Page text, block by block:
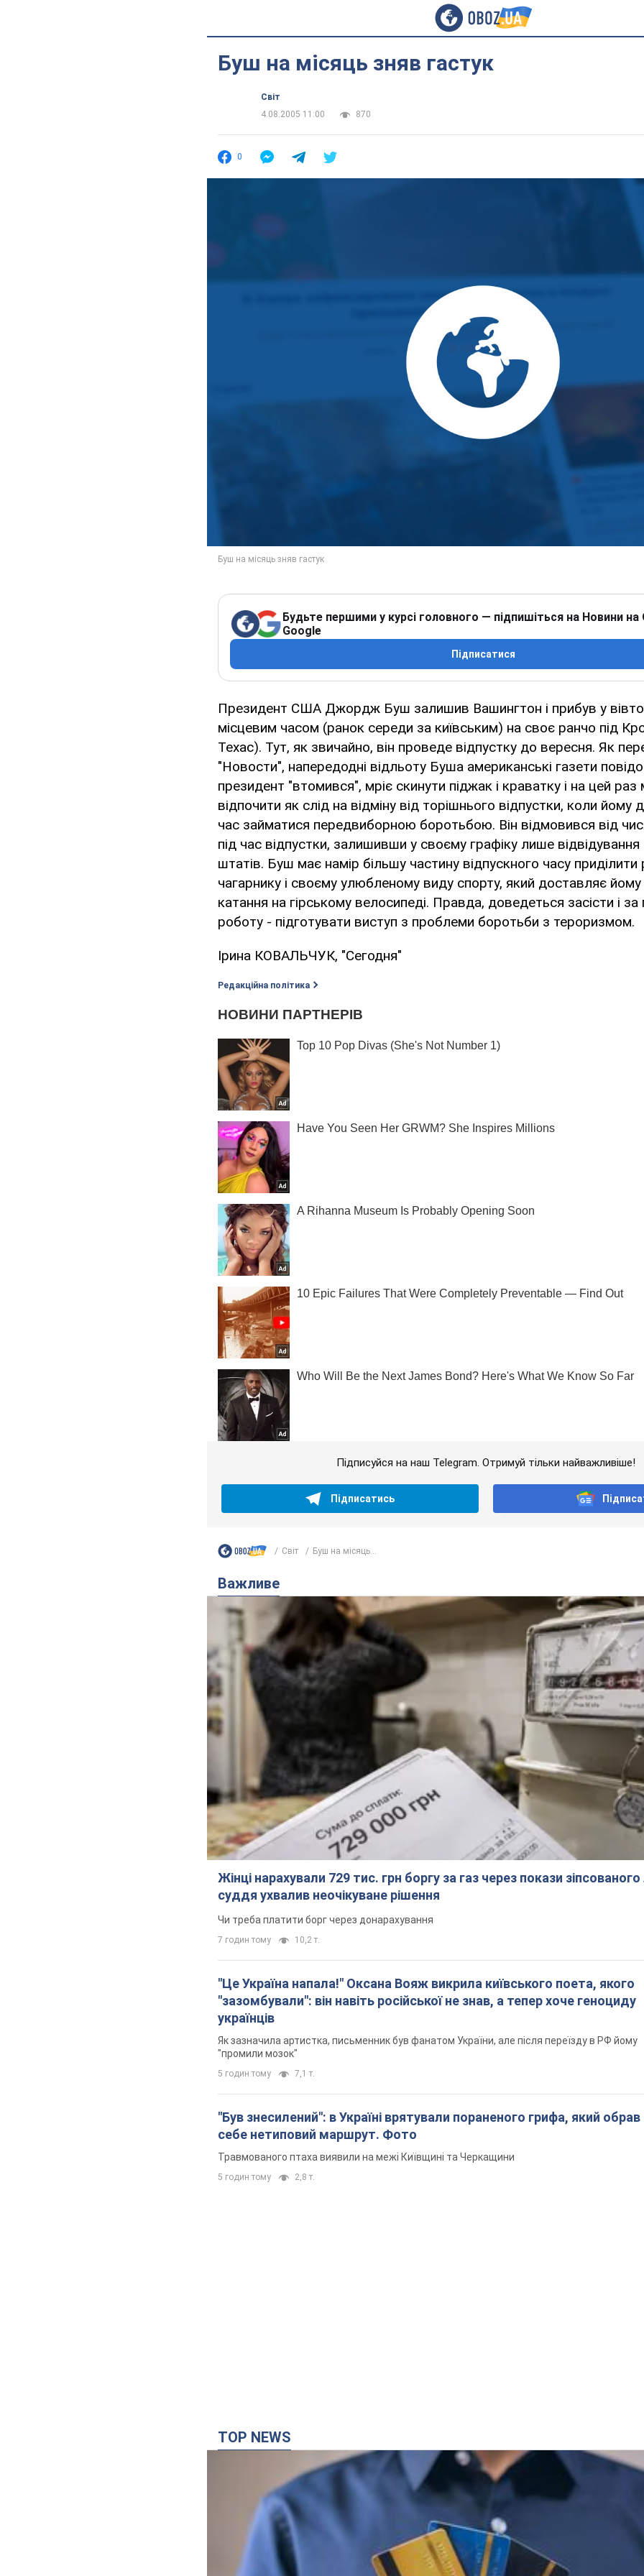
Буш на місяць зняв гастук
Світ
4.08.2005 11:00
870
0
Будьте першими у курсі головного — підпишіться на Новини на
Google
Підписатися
Президент США Джордж Буш залишив Вашингтон і прибув у
місцевим часом (ранок середи за київським) на своє ранчо під
Техас). Тут, як звичайно, він проведе відпустку до вересня. Як
"Новости", напередодні відльоту Буша американські газети
президент "втомився", мріє скинути піджак і краватку і на цей раз
відпочити як слід на відміну від торішнього відпустки, коли йому
час займатися передвиборною боротьбою. Він відмовився від
під час відпустки, залишивши у своєму графіку лише відвідування
штатів. Буш має намір більшу частину відпускного часу
чагарнику і своєму улюбленому виду спорту, який доставляє
катання на гірському велосипеді. Правда, доведеться засісти і
роботу - підготувати виступ з проблеми боротьби з тероризмом.
Ірина КОВАЛЬЧУК, "Сегодня"
Редакційна політика
Підписуйся на наш Telegram. Отримуй тільки найважливіше!
Підписатись
Світ Буш на місяць...
Важливе
Жінці нарахували 729 тис. грн боргу за газ через покази
суддя ухвалив неочікуване рішення
Чи треба платити борг через донарахування
7 годин тому 10,2 т.
"Це Україна напала!" Оксана Вояж викрила київського поета, якого
"зазомбували": він навіть російської не знав, а тепер хоче геноциду
українців
Як зазначила артистка, письменник був фанатом України, але після переїзду в РФ йому
"промили мозок"
5 годин тому 7,1 т.
"Був знесилений": в Україні врятували пораненого грифа, який
себе нетиповий маршрут. Фото
Травмованого птаха виявили на межі Київщині та Черкащини
5 годин тому 2,8 т.
TOP NEWS